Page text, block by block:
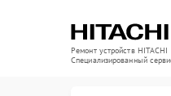
Ремонт устройств HITACHI
Специализированный